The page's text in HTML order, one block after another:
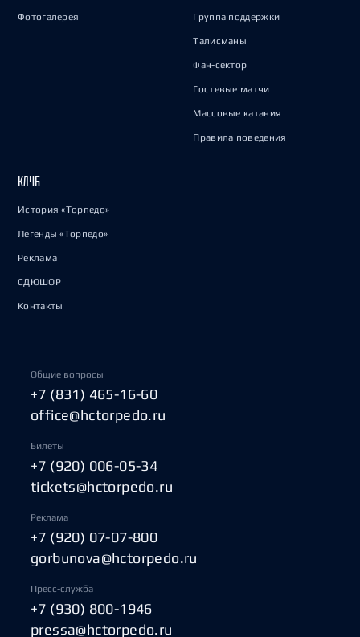
Фотогалерея Группа поддержки
Талисманы
Фан-сектор
Гостевые матчи
Массовые катания
Правила поведения
КЛУБ
История «Торпедо»
Легенды «Торпедо»
Реклама
СДЮШОР
Контакты
Общие вопросы
+7 (831) 465-16-60
office@hctorpedo.ru
Билеты
+7 (920) 006-05-34
tickets@hctorpedo.ru
Реклама
+7 (920) 07-07-800
gorbunova@hctorpedo.ru
Пресс-служба
+7 (930) 800-1946
pressa@hctorpedo.ru